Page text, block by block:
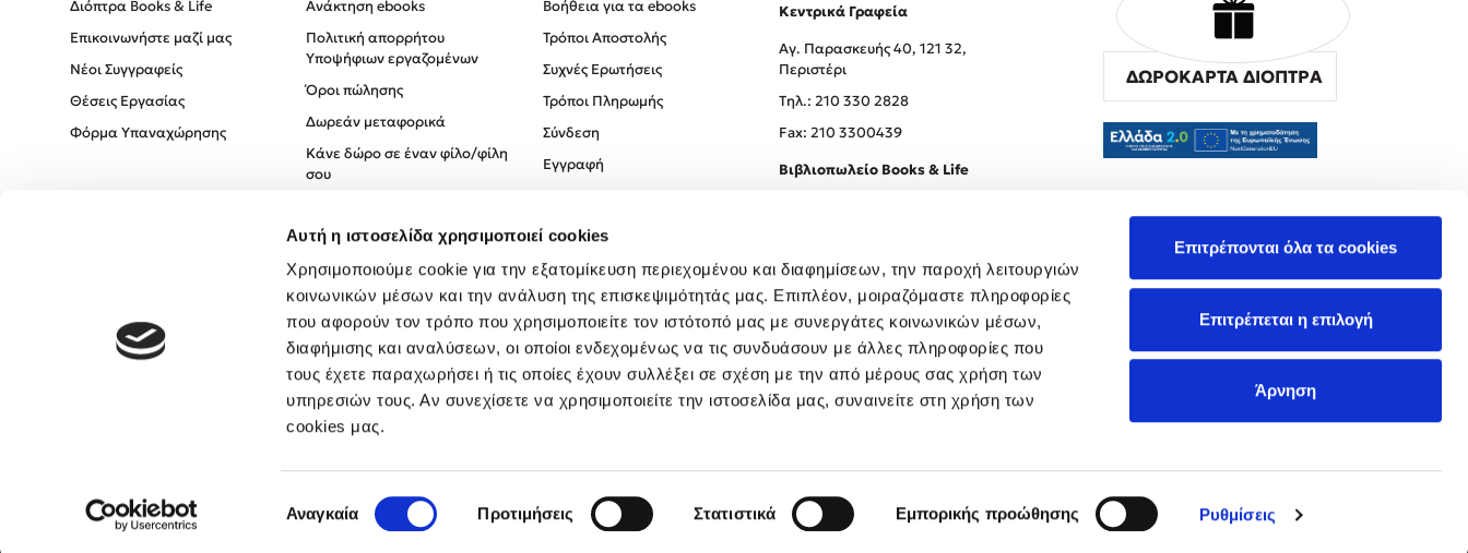
Αυτή η ιστοσελίδα χρησιμοποιεί cookies
Χρησιμοποιούμε cookie για την εξατομίκευση περιεχομένου και διαφημίσεων, την παροχή λειτουργιών
κοινωνικών μέσων και την ανάλυση της επισκεψιμότητάς μας. Επιπλέον, μοιραζόμαστε πληροφορίες
που αφορούν τον τρόπο που χρησιμοποιείτε τον ιστότοπό μας με συνεργάτες κοινωνικών μέσων,
διαφήμισης και αναλύσεων, οι οποίοι ενδεχομένως να τις συνδυάσουν με άλλες πληροφορίες που
τους έχετε παραχωρήσει ή τις οποίες έχουν συλλέξει σε σχέση με την από μέρους σας χρήση των
υπηρεσιών τους. Αν συνεχίσετε να χρησιμοποιείτε την ιστοσελίδα μας, συναινείτε στη χρήση των
cookies μας.
συγκατάθεσης
Αναγκαία Προτιμήσεις Στατιστικά Εμπορικής προώθησης Ρυθμίσεις
Επιτρέπονται όλα τα cookies
Επιτρέπεται η επιλογή
Άρνηση
Διόπτρα Books & Life
Επικοινωνήστε μαζί μας
Νέοι Συγγραφείς
Θέσεις Εργασίας
Φόρμα Υπαναχώρησης
Ανάκτηση ebooks
Πολιτική απορρήτου
Υποψήφιων εργαζομένων
Όροι πώλησης
Δωρεάν μεταφορικά
Κάνε δώρο σε έναν φίλο/φίλη
σου
Πολιτική Απορρήτου
Όροι χρήσης
Βοήθεια για τα ebooks
Τρόποι Αποστολής
Συχνές Ερωτήσεις
Τρόποι Πληρωμής
Σύνδεση
Εγγραφή
Κεντρικά Γραφεία
Αγ. Παρασκευής 40, 121 32,
Περιστέρι
Tηλ.: 210 330 2828
Fax: 210 3300439
Βιβλιοπωλείο Books & Life
ΔΩΡΟΚΑΡΤΑ ΔΙΟΠΤΡΑ
Created by Powered by